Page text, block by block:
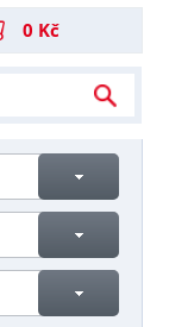
0 Kč